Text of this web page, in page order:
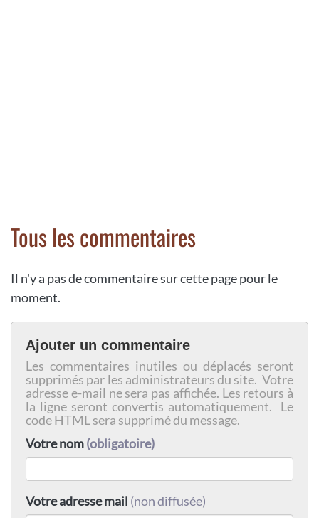
Tous les commentaires
Il n'y a pas de commentaire sur cette page pour le
moment.
Ajouter un commentaire
Les commentaires inutiles ou déplacés seront
supprimés par les administrateurs du site. Votre
adresse e-mail ne sera pas affichée. Les retours à
la ligne seront convertis automatiquement. Le
code HTML sera supprimé du message.
Votre nom(obligatoire)
Votre adresse mail (non diffusée)